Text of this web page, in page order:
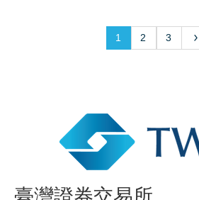
1 2 3